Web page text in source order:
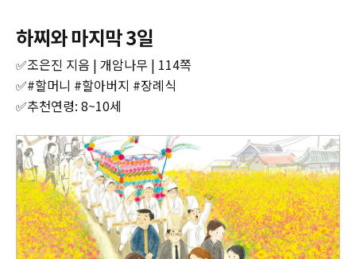
하찌와 마지막 3일
✅조은진 지음 | 개암나무 | 114쪽‌
‌✅#할머니 #할아버지 #장례식
‌✅추천연령: 8~10세